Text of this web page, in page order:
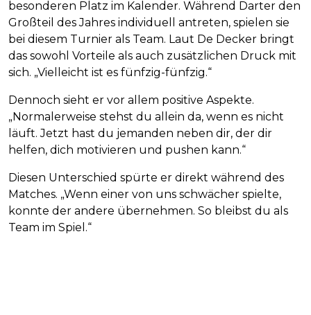
besonderen Platz im Kalender. Während Darter den
Großteil des Jahres individuell antreten, spielen sie
bei diesem Turnier als Team. Laut De Decker bringt
das sowohl Vorteile als auch zusätzlichen Druck mit
sich. „Vielleicht ist es fünfzig-fünfzig.“
Dennoch sieht er vor allem positive Aspekte.
„Normalerweise stehst du allein da, wenn es nicht
läuft. Jetzt hast du jemanden neben dir, der dir
helfen, dich motivieren und pushen kann.“
Diesen Unterschied spürte er direkt während des
Matches. „Wenn einer von uns schwächer spielte,
konnte der andere übernehmen. So bleibst du als
Team im Spiel.“